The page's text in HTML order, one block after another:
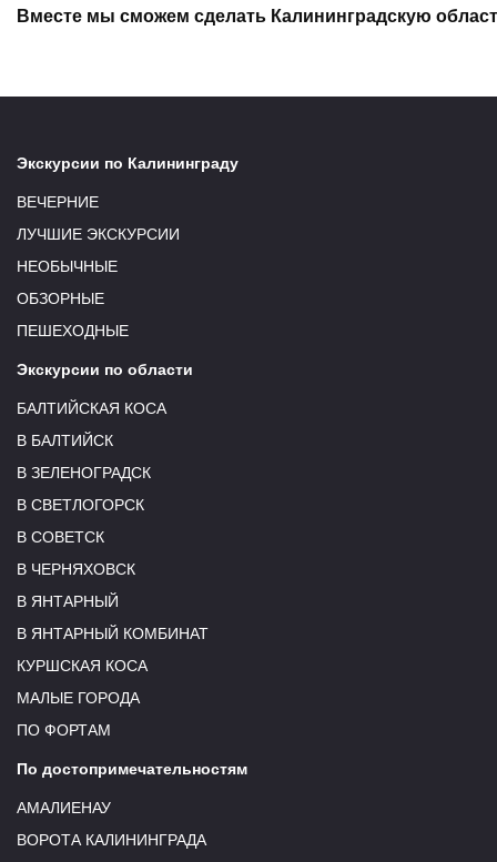
Вместе мы сможем сделать Калининградскую
Экскурсии по Калининграду
ВЕЧЕРНИЕ
ЛУЧШИЕ ЭКСКУРСИИ
НЕОБЫЧНЫЕ
ОБЗОРНЫЕ
ПЕШЕХОДНЫЕ
Экскурсии по области
БАЛТИЙСКАЯ КОСА
В БАЛТИЙСК
В ЗЕЛЕНОГРАДСК
В СВЕТЛОГОРСК
В СОВЕТСК
В ЧЕРНЯХОВСК
В ЯНТАРНЫЙ
В ЯНТАРНЫЙ КОМБИНАТ
КУРШСКАЯ КОСА
МАЛЫЕ ГОРОДА
ПО ФОРТАМ
По достопримечательностям
АМАЛИЕНАУ
ВОРОТА КАЛИНИНГРАДА